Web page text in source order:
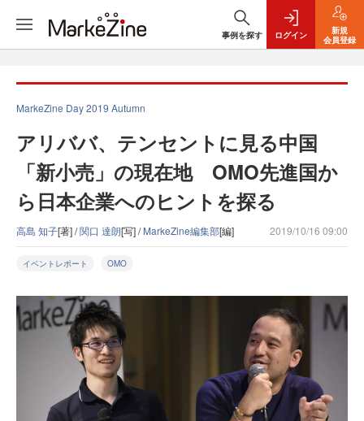
事例を探す ログイン
新規
会員登録
MarkeZine Day 2019 Autumn
アリババ、テンセントに見る中国
「新小売」の現在地 OMO先進国か
ら日本企業へのヒントを探る
高島 知子[著] /関口 達朗[写] /MarkeZine編集部[編] 2019/10/16 09:00
イベントレポート OMO